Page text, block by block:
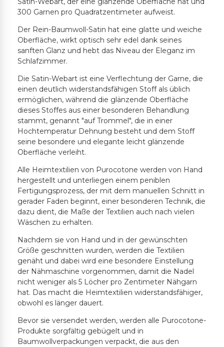
300 Garnen pro Quadratzentimeter aufweist.
Der Rein-Baumwoll-Satin hat eine glatte und weiche
Oberfläche, wirkt optisch sehr edel dank seines
sanften Glanz und hebt das Niveau der Eleganz im
Schlafzimmer.
Die Satin-Webart ist eine Verflechtung der Garne, die
einen deutlich widerstandsfähigen Stoff als üblich
ermöglichen, während die glänzende Oberfläche
dieses Stoffes aus einer besonderen Behandlung
stammt, genannt "auf Trommel", die in einer
Hochtemperatur Dehnung besteht und dem Stoff
seine besondere und elegante leicht glänzende
Oberfläche verleiht.
Alle Heimtextilien von Purocotone werden von Hand
hergestellt und unterliegen einem peniblen
Fertigungsprozess, der mit dem manuellen Schnitt in
gerader Faden beginnt, einer besonderen Technik, die
dazu dient, die Maße der Textilien auch nach vielen
Wäschen zu erhalten.
Nachdem sie von Hand und in der gewünschten
Größe geschnitten wurden, werden die Textilien
genäht und dabei wird eine besondere Einstellung
der Nähmaschine vorgenommen, damit die Nadel
nicht weniger als 5 Löcher pro Zentimeter Nähgarn
hat. Das macht die Heimtextilien widerstandsfähiger,
obwohl es länger dauert.
Bevor sie versendet werden, werden alle Purocotone-
Produkte sorgfältig gebügelt und in
Baumwollverpackungen verpackt, die aus den